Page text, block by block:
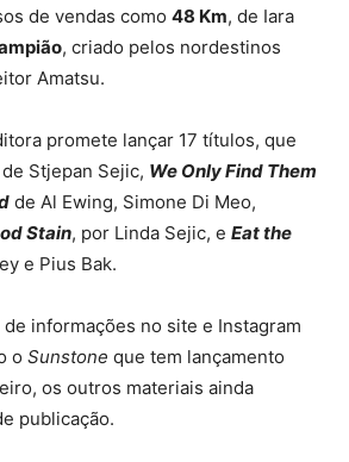
Mighty Morphin Power Rangers
The Darkness: Origins
de vendas como 48 Km, de Iara
, criado pelos nordestinos
Amatsu.
promete lançar 17 títulos, que
de Stjepan Sejic, We Only Find Them
de Al Ewing, Simone Di Meo,
Stain, por Linda Sejic, e Eat the
e Pius Bak.
informações no site e Instagram
o Sunstone que tem lançamento
os outros materiais ainda
publicação.